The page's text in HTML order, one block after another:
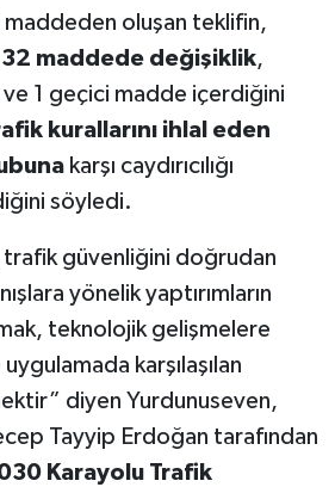
oluşan teklifin,
32 maddede değişiklik,
ve 1 geçici madde içerdiğini
kurallarını ihlal eden
karşı caydırıcılığı
söyledi.
trafik güvenliğini doğrudan
yönelik yaptırımların
teknolojik gelişmelere
karşılaşılan
diyen Yurdunuseven,
Tayyip Erdoğan tarafından
Karayolu Trafik